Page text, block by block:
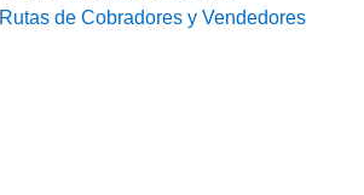
Rutas de Cobradores y Vendedores